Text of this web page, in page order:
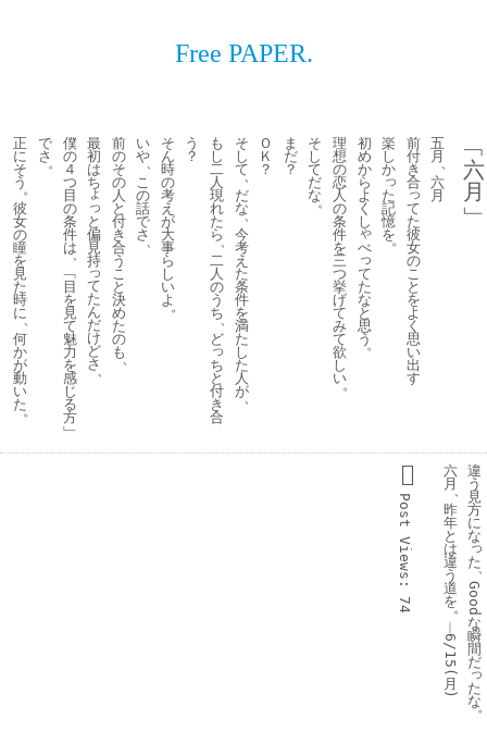
Free PAPER.
﹁
六
月
﹂
五
月、
六
月
前
付
き
合
っ
て
た
彼
女
の
こ
と
を
よ
く
思
い
出
す
楽
し
か
っ
た
記
憶
を。
初
め
か
ら
よ
く
し
ゃ
べ
っ
て
た
な
と
思
う。
理
想
の
恋
人
の
条
件
を
三
つ
挙
げ
て
み
て
欲
し
い。
そ
し
て
だ
な。
ま
だ
？
Ｏ
Ｋ
？
そ
し
て、
だ
な、
今
考
え
た
条
件
を
満
た
し
た
人
が、
も
し
二
人
現
れ
た
ら、
二
人
の
う
ち、
ど
っ
ち
と
付
き
合
う
？
そ
ん
時
の
考
え
が
大
事
ら
し
い
よ。
い
や、
こ
の
話
で
さ、
前
の
そ
の
人
と
付
き
合
う
こ
と
決
め
た
の
も、
最
初
は
ち
ょ
っ
と
偏
見
持
っ
て
た
ん
だ
け
ど
さ、
僕
の
４
つ
目
の
条
件
は、
﹁
目
を
見
て
魅
力
を
感
じ
る
方
﹂
で
さ。
正
に
そ
う。
彼
女
の
瞳
を
見
た
時
に、
何
か
が
動
い
た。
違
う
見
方
に
な
っ
た
Good
な
瞬
間
だ
っ
た
な
六
月、
昨
年
と
は
違
う
道
を。
︱
6/15(
月
)
Post
Views:
74